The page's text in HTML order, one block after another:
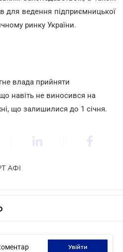
для ведення підприємницької
ринку України.
влада прийняти
навіть не виносився на
що залишилися до 1 січня.
АФІ
увійти